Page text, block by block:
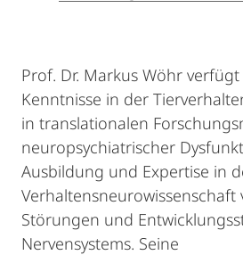
Prof. Dr. Markus Wöhr
Kenntnisse in der
in translationalen
neuropsychiatrischer
Ausbildung und Expertise in
Verhaltensneurowissenschaft
Störungen und
Nervensystems. Seine